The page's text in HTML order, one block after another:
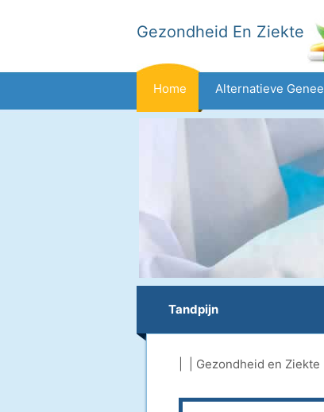
Gezondheid En Ziekte
Home Alternatieve
Tandpijn
Gezondheid en Ziekte